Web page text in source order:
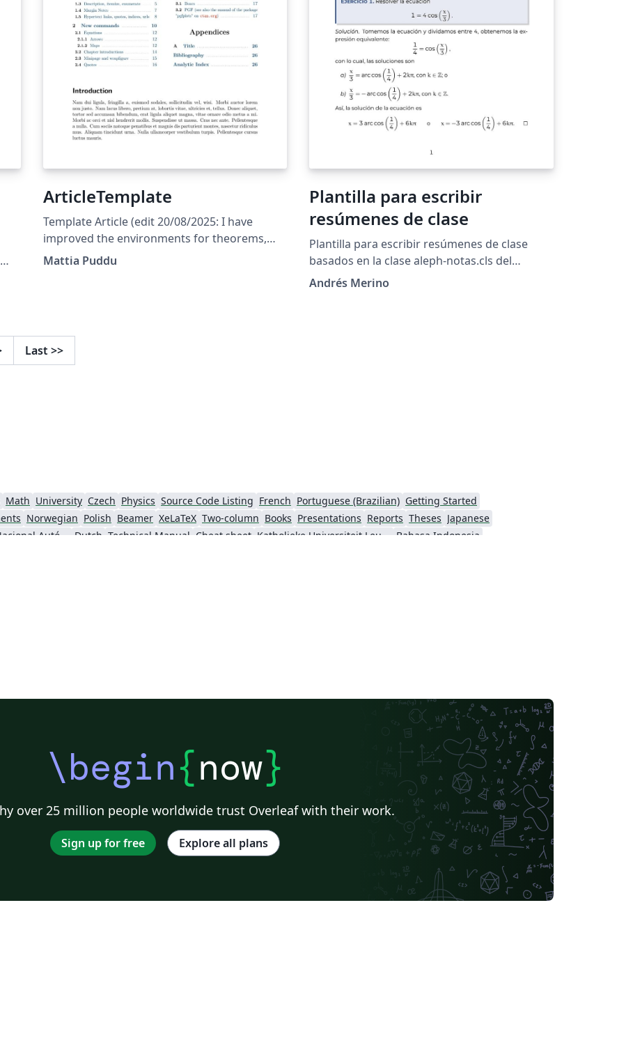
ArticleTemplate
Template Article (edit 20/08/2025: I have
improved the environments for theorems,
propositions, remarks,... and corrected a few
Mattia Puddu
Plantilla para escribir
resúmenes de clase
Plantilla para escribir resúmenes de clase
basados en la clase aleph-notas.cls del
proyecto Alephsub0
Andrés Merino
Last >>
Math University Czech Physics Source Code Listing French Portuguese (Brazilian) Getting Started
Norwegian Polish Beamer XeLaTeX Two-column Books Presentations Reports Theses Japanese
Universidad Nacional Autónoma de Honduras Dutch Technical Manual Cheat sheet Katholieke Universiteit Leuven (KU Leuven) Bahasa Indonesia
\begin{now}
over 25 million people worldwide trust Overleaf with their work.
Sign up for free Explore all plans